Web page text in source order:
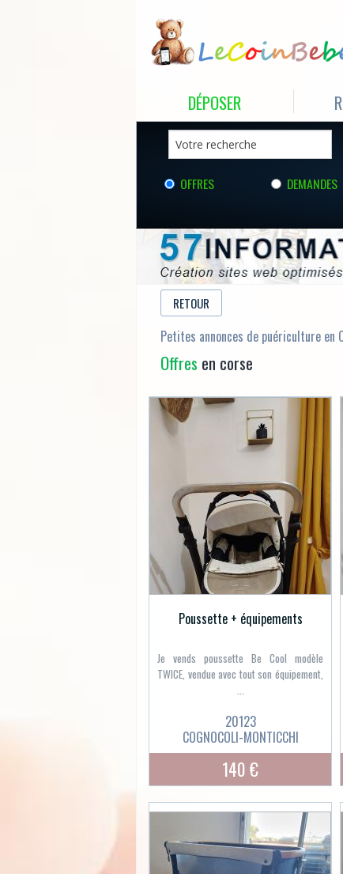
DÉPOSER
OFFRES DEMANDES
RETOUR
Petites annonces de puériculture en
Offres en corse
Poussette + équipements
Je vends poussette Be Cool modèle
TWICE, vendue avec tout son équipement,
...
20123
COGNOCOLI-MONTICCHI
140 €